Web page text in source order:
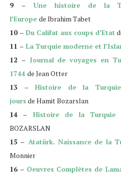
9 – Une histoire de la
l’Europe de Ibrahim Tabet
10 – Du Califat aux coups d’Etat
11 – La Turquie moderne et
12 – Journal de voyages en
1744 de Jean Otter
13 –Histoire de la
jours de Hamit Bozarslan
14 – Histoire de la Turquie
BOZARSLAN
15 – Atatürk. Naissance de la
Monnier
16 – Oeuvres Complètes de